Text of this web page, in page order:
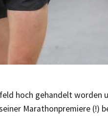
hoch gehandelt
Marathonpremiere (!)